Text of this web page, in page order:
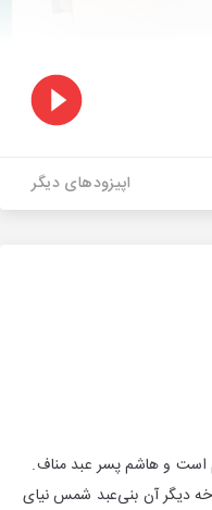
اپیزودهای دیگر
است و هاشم پسر عبد مناف.
دیگر آن بنی‌عبد شمس نیای